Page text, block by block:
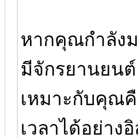
หากคุณกำลังม
มีจักรยานยน
เหมาะกับคุณคื
เวลาได้อย่าง